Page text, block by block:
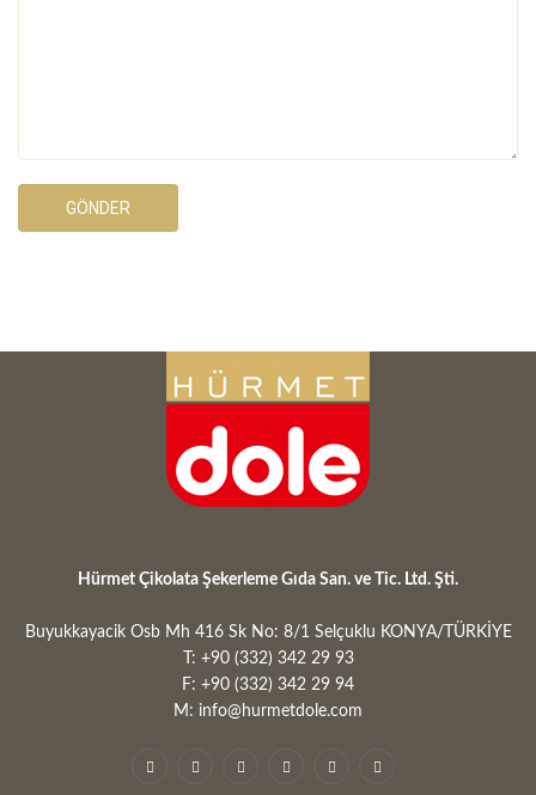
Hürmet Çikolata Şekerleme Gıda San. ve Tic. Ltd. Şti.
Buyukkayacik Osb Mh 416 Sk No: 8/1 Selçuklu KONYA/TÜRKİYE
T: +90 (332) 342 29 93
F: +90 (332) 342 29 94
M: info@hurmetdole.com